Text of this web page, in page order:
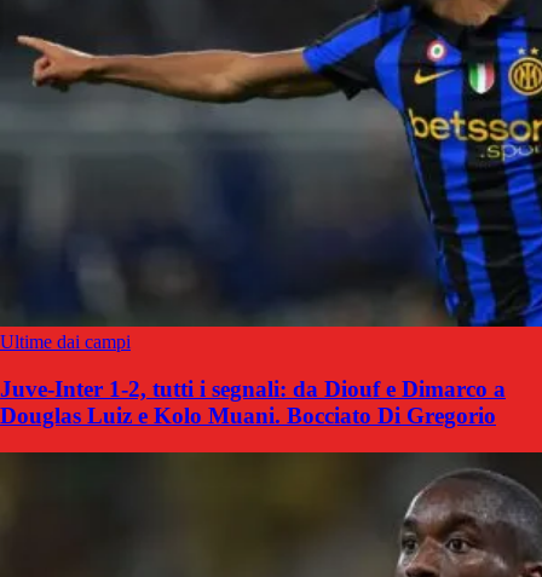
Ultime dai campi
Juve-Inter 1-2, tutti i segnali: da Diouf e Dimarco a
Douglas Luiz e Kolo Muani. Bocciato Di Gregorio